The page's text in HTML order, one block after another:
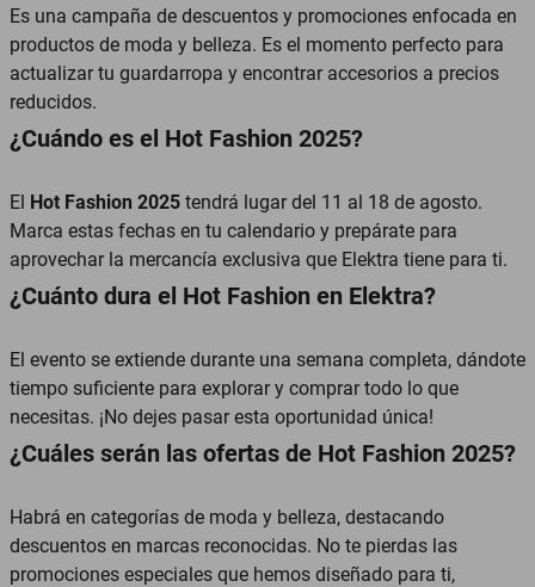
Es una campaña de descuentos y promociones enfocada en
productos de moda y belleza. Es el momento perfecto para
actualizar tu guardarropa y encontrar accesorios a precios
reducidos.
¿Cuándo es el Hot Fashion 2025?
El Hot Fashion 2025 tendrá lugar del 11 al 18 de agosto.
Marca estas fechas en tu calendario y prepárate para
aprovechar la mercancía exclusiva que Elektra tiene para ti.
¿Cuánto dura el Hot Fashion en Elektra?
El evento se extiende durante una semana completa, dándote
tiempo suficiente para explorar y comprar todo lo que
necesitas. ¡No dejes pasar esta oportunidad única!
¿Cuáles serán las ofertas de Hot Fashion 2025?
Habrá en categorías de moda y belleza, destacando
descuentos en marcas reconocidas. No te pierdas las
promociones especiales que hemos diseñado para ti,